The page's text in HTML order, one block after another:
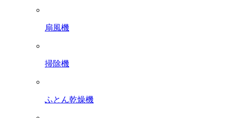
扇風機
掃除機
ふとん乾燥機